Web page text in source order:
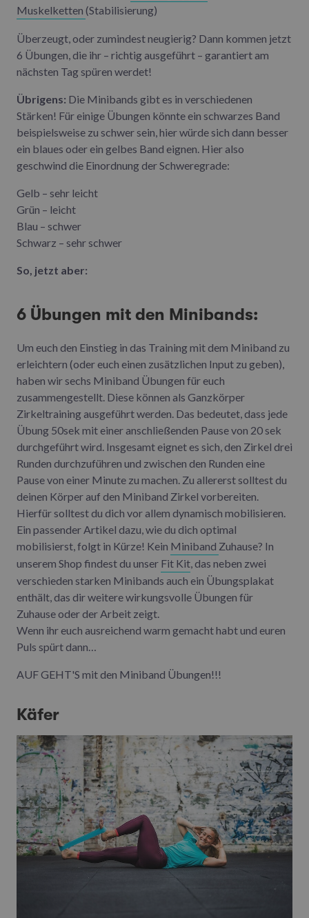
Muskelketten (Stabilisierung)
Überzeugt, oder zumindest neugierig? Dann kommen jetzt
6 Übungen, die ihr – richtig ausgeführt – garantiert am
nächsten Tag spüren werdet!
Übrigens: Die Minibands gibt es in verschiedenen
Stärken! Für einige Übungen könnte ein schwarzes Band
beispielsweise zu schwer sein, hier würde sich dann besser
ein blaues oder ein gelbes Band eignen. Hier also
geschwind die Einordnung der Schweregrade:
Gelb – sehr leicht
Grün – leicht
Blau – schwer
Schwarz – sehr schwer
So, jetzt aber:
6 Übungen mit den Minibands:
Um euch den Einstieg in das Training mit dem Miniband zu
erleichtern (oder euch einen zusätzlichen Input zu geben),
haben wir sechs Miniband Übungen für euch
zusammengestellt. Diese können als Ganzkörper
Zirkeltraining ausgeführt werden. Das bedeutet, dass jede
Übung 50sek mit einer anschließenden Pause von 20 sek
durchgeführt wird. Insgesamt eignet es sich, den Zirkel drei
Runden durchzuführen und zwischen den Runden eine
Pause von einer Minute zu machen. Zu allererst solltest du
deinen Körper auf den Miniband Zirkel vorbereiten.
Hierfür solltest du dich vor allem dynamisch mobilisieren.
Ein passender Artikel dazu, wie du dich optimal
mobilisierst, folgt in Kürze! Kein Miniband Zuhause? In
unserem Shop findest du unser Fit Kit, das neben zwei
verschieden starken Minibands auch ein Übungsplakat
enthält, das dir weitere wirkungsvolle Übungen für
Zuhause oder der Arbeit zeigt.
Wenn ihr euch ausreichend warm gemacht habt und euren
Puls spürt dann…
AUF GEHT'S mit den Miniband Übungen!!!
Käfer